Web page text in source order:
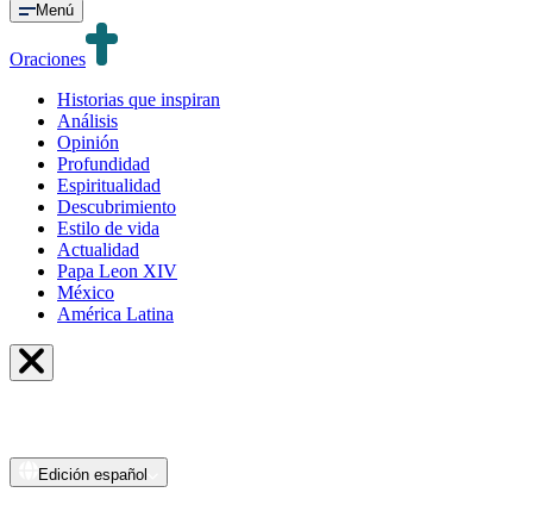
Menú
Oraciones
Historias que inspiran
Análisis
Opinión
Profundidad
Espiritualidad
Descubrimiento
Estilo de vida
Actualidad
Papa Leon XIV
México
América Latina
Edición español